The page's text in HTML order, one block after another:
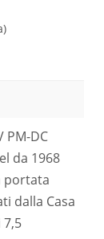
PM-DC
da 1968
portata
dalla Casa